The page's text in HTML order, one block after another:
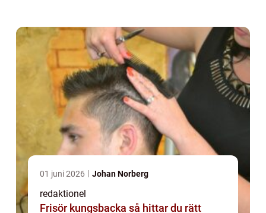
01 juni 2026 Johan Norberg
redaktionel
Frisör kungsbacka så hittar du rätt